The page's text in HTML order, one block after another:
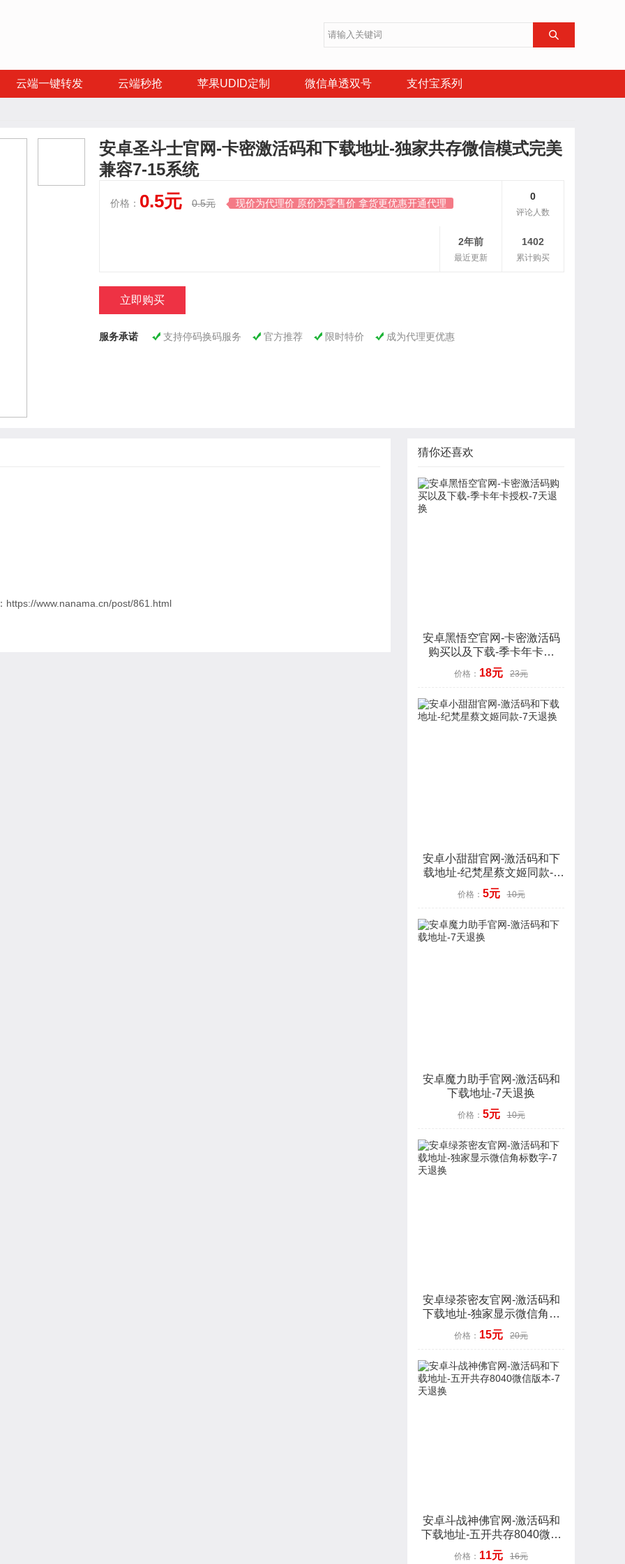

云端一键转发 云端秒抢 苹果UDID定制 微信单透双号 支付宝系列
安卓圣斗士官网-卡密激活码和下载地址-独家共存微信模式完美
兼容7-15系统
价格： 0.5元 0.5元  现价为代理价 原价为零售价 拿货更优惠开通代理
0
评论人数
1402
累计购买
2年前
最近更新
立即购买
服务承诺  支持停码换码服务  官方推荐  限时特价  成为代理更优惠
https://www.nanama.cn/post/861.html
猜你还喜欢
安卓黑悟空官网-卡密激活码
购买以及下载-季卡年卡授
权-7天退换
价格： 18元 23元
安卓小甜甜官网-激活码和下
载地址-纪梵星蔡文姬同款-7
天退换
价格： 5元 10元
安卓魔力助手官网-激活码和
下载地址-7天退换
价格： 5元 10元
安卓绿茶密友官网-激活码和
下载地址-独家显示微信角标
数字-7天退换
价格： 15元 20元
安卓斗战神佛官网-激活码和
下载地址-五开共存8040微信
版本-7天退换
价格： 11元 16元